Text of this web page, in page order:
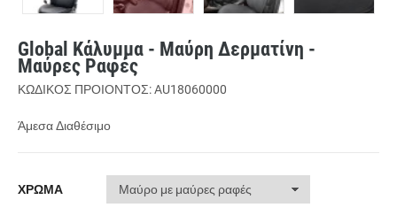
Global Κάλυμμα - Μαύρη Δερματίνη -
Μαύρες Ραφές
ΚΩΔΙΚΟΣ ΠΡΟΙΟΝΤΟΣ: AU18060000
Άμεσα Διαθέσιμο
ΧΡΩΜΑ